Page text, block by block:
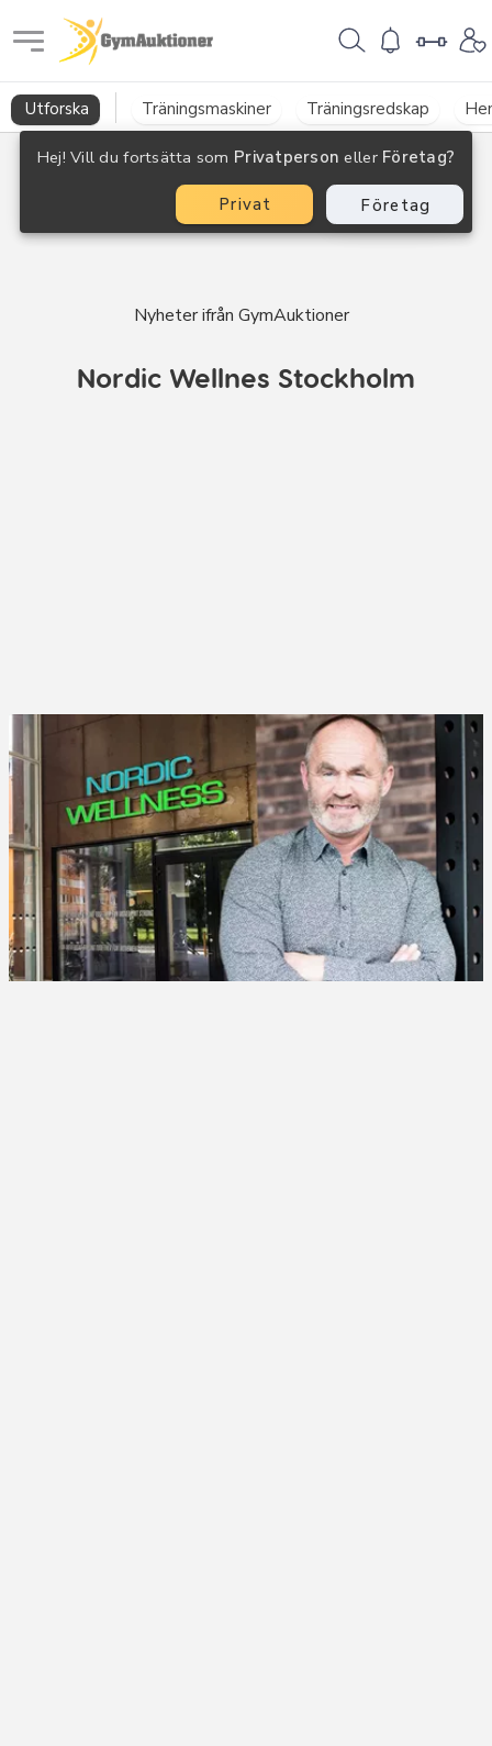
GymAuktioner
Hej! Vill du fortsätta som Privatperson eller Företag?
Privat Företag
Utforska Träningsmaskiner Träningsredskap
Nyheter ifrån GymAuktioner
Nordic Wellnes Stockholm